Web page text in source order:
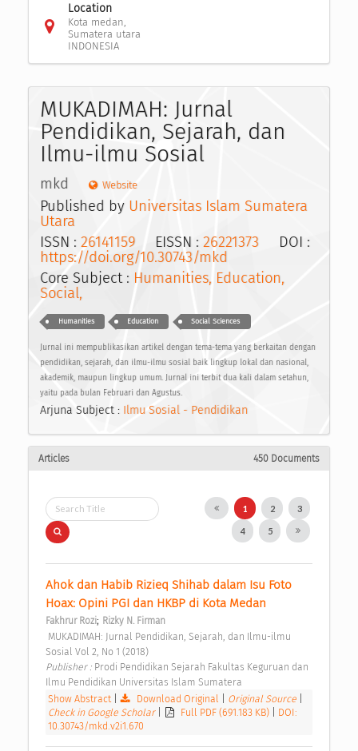
Location
Kota medan,
Sumatera utara
INDONESIA
MUKADIMAH: Jurnal
Pendidikan, Sejarah, dan
Ilmu-ilmu Sosial
mkd Website
Published by Universitas Islam Sumatera
Utara
ISSN : 26141159 EISSN : 26221373 DOI :
https://doi.org/10.30743/mkd
Core Subject : Humanities, Education,
Social,
Humanities Education Social Sciences
Jurnal ini mempublikasikan artikel dengan tema-tema yang berkaitan dengan
pendidikan, sejarah, dan ilmu-ilmu sosial baik lingkup lokal dan nasional,
akademik, maupun lingkup umum. Jurnal ini terbit dua kali dalam setahun,
yaitu pada bulan Februari dan Agustus.
Arjuna Subject : Ilmu Sosial - Pendidikan
Articles 450 Documents
1 2 3
4 5
Ahok dan Habib Rizieq Shihab dalam Isu Foto
Hoax: Opini PGI dan HKBP di Kota Medan
Fakhrur Rozi; Rizky N. Firman
Sosial Vol 2, No 1 (2018)
Publisher : Prodi Pendidikan Sejarah Fakultas Keguruan dan
Ilmu Pendidikan Universitas Islam Sumatera
Show Abstract| Download Original Original Source
Check in Google Scholar
Full PDF (691.183 KB)
DOI:
10.30743/mkd.v2i1.670